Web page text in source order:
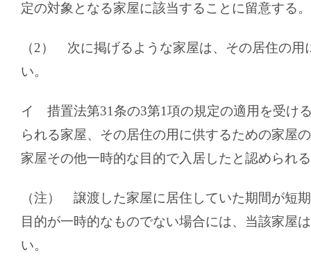
定の対象となる家屋に該当することに留意する。
（2） 次に掲げるような家屋は、その居住の用
い。
イ 措置法第31条の3第1項の規定の適用を受け
られる家屋、その居住の用に供するための家屋
家屋その他一時的な目的で入居したと認められ
（注） 譲渡した家屋に居住していた期間が短
目的が一時的なものでない場合には、当該家屋
い。